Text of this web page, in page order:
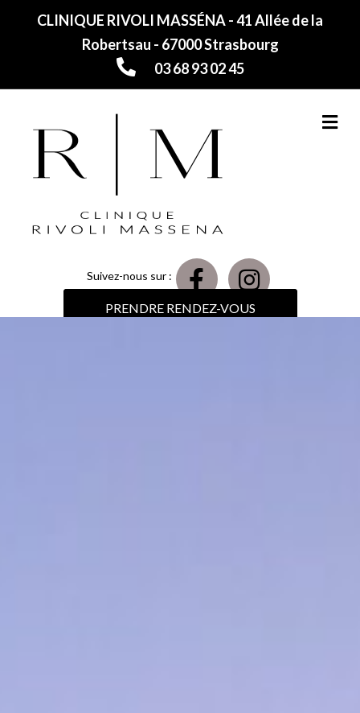
CLINIQUE RIVOLI MASSÉNA - 41 Allée de la
Robertsau - 67000 Strasbourg
03 68 93 02 45
Suivez-nous sur :
PRENDRE RENDEZ-VOUS